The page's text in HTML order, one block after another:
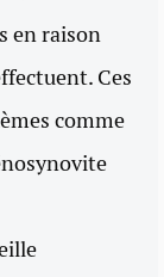
en raison
Ces
comme